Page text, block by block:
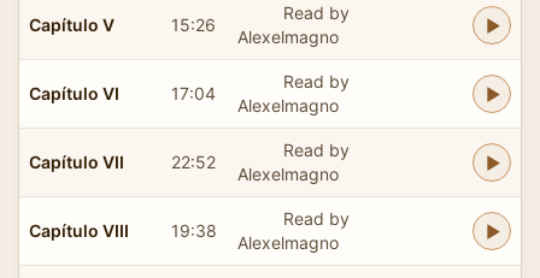
Capítulo V 15:26
Read by
Alexelmagno
Capítulo VI 17:04
Read by
Alexelmagno
Capítulo VII 22:52
Read by
Alexelmagno
Capítulo VIII 19:38
Read by
Alexelmagno